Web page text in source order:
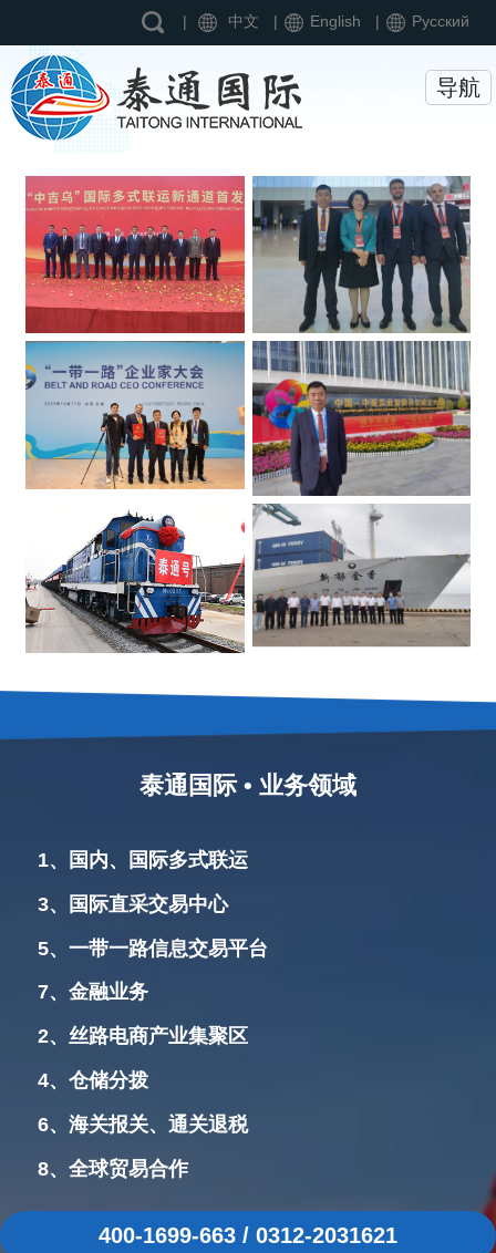
| 中文 | English | Pусский
导航
首页
走进泰通
业务领域
新闻动态
招贤纳士
联系我们
泰通国际 • 业务领域
1、国内、国际多式联运
3、国际直采交易中心
5、一带一路信息交易平台
7、金融业务
2、丝路电商产业集聚区
4、仓储分拨
6、海关报关、通关退税
8、全球贸易合作
400-1699-663 / 0312-2031621